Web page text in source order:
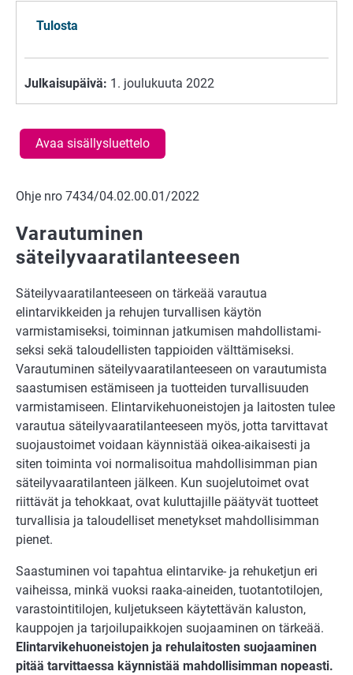
Tulosta
Julkaisupäivä: 1. joulukuuta 2022
Avaa sisällysluettelo
Ohje nro 7434/04.02.00.01/2022
Varautuminen
säteilyvaaratilanteeseen
Säteilyvaaratilanteeseen on tärkeää varautua
elintarvikkeiden ja rehujen turvallisen käytön
varmistamiseksi, toiminnan jatkumisen mahdollistami­
seksi sekä taloudellisten tappioiden välttämiseksi.
Varautuminen säteilyvaaratilanteeseen on varautumista
saastumisen estämiseen ja tuotteiden turvallisuuden
varmistamiseen. Elin­tarvikehuoneistojen ja laitosten tulee
varautua säteilyvaaratilanteeseen myös, jotta tarvittavat
suojaus­toimet voidaan käynnistää oikea-aikaisesti ja
siten toiminta voi normalisoitua mahdollisim­man pian
säteilyvaaratilanteen jälkeen. Kun suojelutoimet ovat
riittävät ja tehokkaat, ovat kuluttajille päätyvät tuotteet
turvallisia ja taloudelliset menetykset mahdollisimman
pienet.
Saastuminen voi tapahtua elintarvike- ja rehuketjun eri
vaiheissa, minkä vuoksi raaka-aineiden, tuo­tantotilojen,
varastointitilojen, kuljetukseen käytettävän kaluston,
kauppojen ja tarjoilupaik­kojen suojaaminen on tärkeää.
Elintarvikehuoneistojen ja rehulaitosten suojaaminen
pitää tarvittaessa käynnistää mahdollisimman nopeasti.